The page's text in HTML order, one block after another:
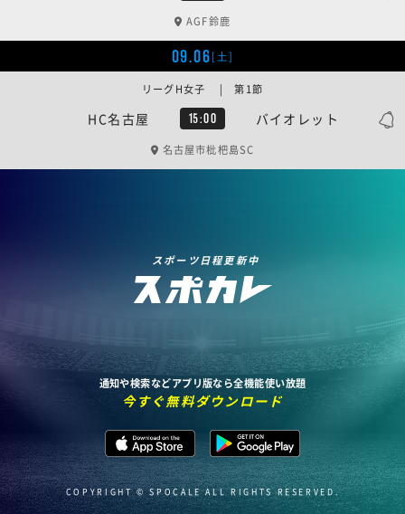
AGF鈴鹿
09.06[土]
HC名古屋 15:00 バイオレット
リーグH女子 | 第1節
名古屋市枇杷島SC
スポーツ日程更新中
通知や検索などアプリ版なら全機能使い放題
今すぐ無料ダウンロード
COPYRIGHT © SPOCALE ALL RIGHTS RESERVED.